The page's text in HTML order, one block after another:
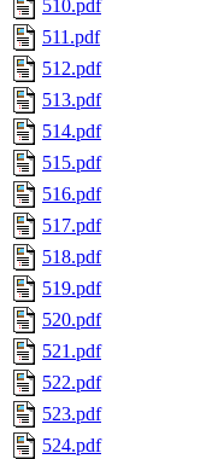
510.pdf
511.pdf
512.pdf
513.pdf
514.pdf
515.pdf
516.pdf
517.pdf
518.pdf
519.pdf
520.pdf
521.pdf
522.pdf
523.pdf
524.pdf